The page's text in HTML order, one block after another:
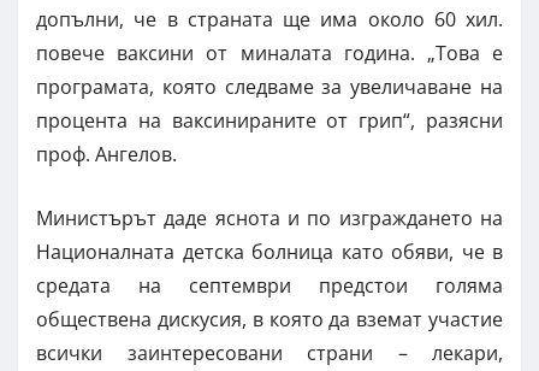
допълни, че в страната ще има около 60 хил.
повече ваксини от миналата година. „Това е
програмата, която следваме за увеличаване на
процента на ваксинираните от грип“, разясни
проф. Ангелов.
Министърът даде яснота и по изграждането на
Националната детска болница като обяви, че в
средата на септември предстои голяма
обществена дискусия, в която да вземат участие
всички заинтересовани страни – лекари,